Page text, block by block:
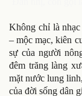
Không chỉ là
– mộc mạc, kiên
sự của người
đêm trăng làng
mặt nước lung
của đời sống dân